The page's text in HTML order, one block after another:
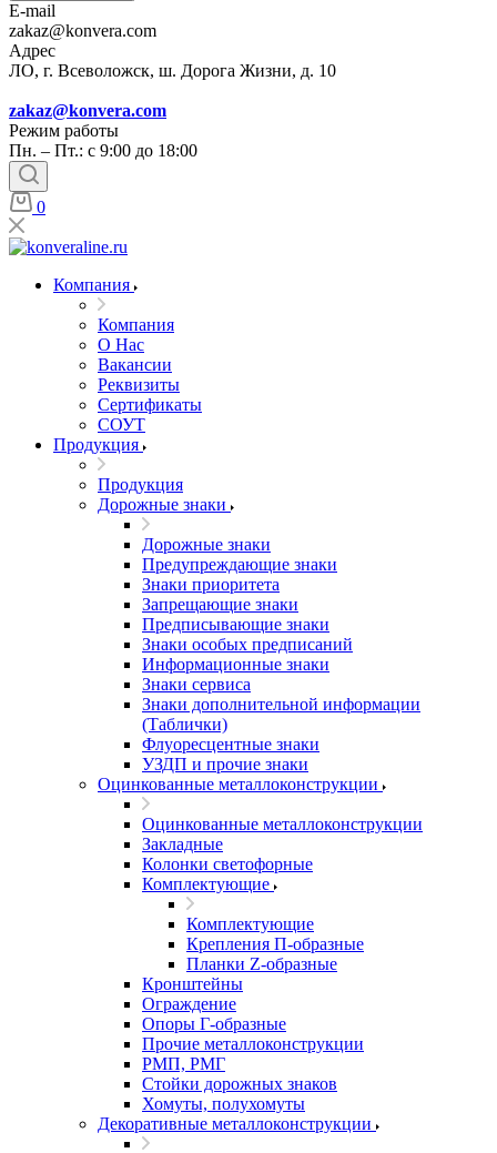
E-mail
zakaz@konvera.com
Адрес
ЛО, г. Всеволожск, ш. Дорога Жизни, д. 10
zakaz@konvera.com
Режим работы
Пн. – Пт.: с 9:00 до 18:00
0
Компания
Компания
О Нас
Вакансии
Реквизиты
Сертификаты
СОУТ
Продукция
Продукция
Дорожные знаки
Дорожные знаки
Предупреждающие знаки
Знаки приоритета
Запрещающие знаки
Предписывающие знаки
Знаки особых предписаний
Информационные знаки
Знаки сервиса
Знаки дополнительной информации
(Таблички)
Флуоресцентные знаки
УЗДП и прочие знаки
Оцинкованные металлоконструкции
Оцинкованные металлоконструкции
Закладные
Колонки светофорные
Комплектующие
Комплектующие
Крепления П-образные
Планки Z-образные
Кронштейны
Ограждение
Опоры Г-образные
Прочие металлоконструкции
РМП, РМГ
Стойки дорожных знаков
Хомуты, полухомуты
Декоративные металлоконструкции